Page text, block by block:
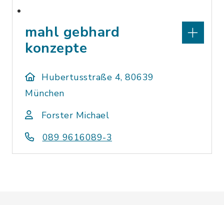
mahl gebhard
konzepte
Hubertusstraße 4, 80639
München
Forster Michael
089 9616089-3